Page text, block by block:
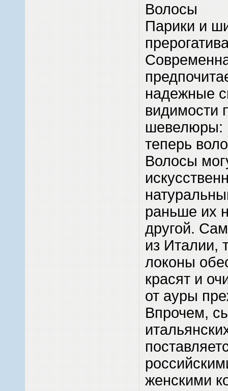
Волосы
Парики и
надежные
видимости
шевелюры:
теперь
Волосы
раньше их
другой.
из Италии,
локоны
красят и
от ауры
Впрочем,
женскими